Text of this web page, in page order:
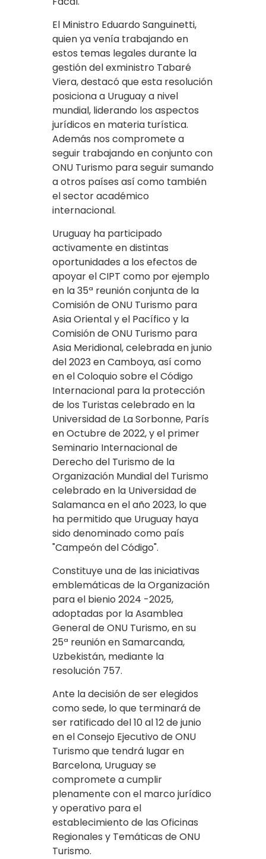
El Ministro Eduardo Sanguinetti,
quien ya venía trabajando en
estos temas legales durante la
gestión del exministro Tabaré
Viera, destacó que esta resolución
posiciona a Uruguay a nivel
mundial, liderando los aspectos
jurídicos en materia turística.
Además nos compromete a
seguir trabajando en conjunto con
ONU Turismo para seguir sumando
a otros países así como también
el sector académico
internacional.
Uruguay ha participado
activamente en distintas
oportunidades a los efectos de
apoyar el CIPT como por ejemplo
en la 35ª reunión conjunta de la
Comisión de ONU Turismo para
Asia Oriental y el Pacífico y la
Comisión de ONU Turismo para
Asia Meridional, celebrada en junio
del 2023 en Camboya, así como
en el Coloquio sobre el Código
Internacional para la protección
de los Turistas celebrado en la
Universidad de La Sorbonne, París
en Octubre de 2022, y el primer
Seminario Internacional de
Derecho del Turismo de la
Organización Mundial del Turismo
celebrado en la Universidad de
Salamanca en el año 2023, lo que
ha permitido que Uruguay haya
sido denominado como país
"Campeón del Código".
Constituye una de las iniciativas
emblemáticas de la Organización
para el bienio 2024 -2025,
adoptadas por la Asamblea
General de ONU Turismo, en su
25ª reunión en Samarcanda,
Uzbekistán, mediante la
resolución 757.
Ante la decisión de ser elegidos
como sede, lo que terminará de
ser ratificado del 10 al 12 de junio
en el Consejo Ejecutivo de ONU
Turismo que tendrá lugar en
Barcelona, Uruguay se
compromete a cumplir
plenamente con el marco jurídico
y operativo para el
establecimiento de las Oficinas
Regionales y Temáticas de ONU
Turismo.